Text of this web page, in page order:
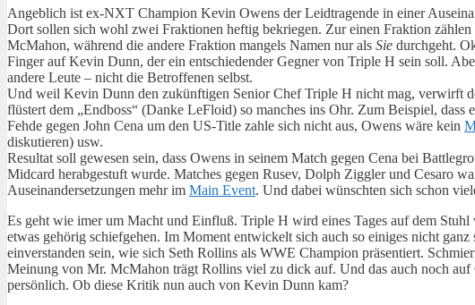
Angeblich ist ex-NXT Champion Kevin Owens der Leidtragende in einer
Dort sollen sich wohl zwei Fraktionen heftig bekriegen. Zur einen Fraktion
McMahon, während die andere Fraktion mangels Namen nur als Sie durchgeht.
Finger auf Kevin Dunn, der ein entschiedender Gegner von Triple H sein soll.
andere Leute – nicht die Betroffenen selbst.
Und weil Kevin Dunn den zukünftigen Senior Chef Triple H nicht mag, verwirft
flüstert dem „Endboss“ (Danke LeFloid) so manches ins Ohr. Zum Beispiel,
Fehde gegen John Cena um den US-Title zahle sich nicht aus, Owens wäre kein
diskutieren) usw.
Resultat soll gewesen sein, dass Owens in seinem Match gegen Cena bei
Midcard herabgestuft wurde. Matches gegen Rusev, Dolph Ziggler und Cesaro
Auseinandersetzungen mehr im Main Event. Und dabei wünschten sich schon
Es geht wie imer um Macht und Einfluß. Triple H wird eines Tages auf dem
etwas gehörig schiefgehen. Im Moment entwickelt sich auch so einiges nicht
einverstanden sein, wie sich Seth Rollins als WWE Champion präsentiert.
Meinung von Mr. McMahon trägt Rollins viel zu dick auf. Und das auch noch
persönlich. Ob diese Kritik nun auch von Kevin Dunn kam?